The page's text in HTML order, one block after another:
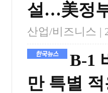
설…美정
산업/비즈니스 |
B-1
만 특별